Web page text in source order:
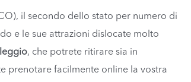
il secondo dello stato per numero di
e le sue attrazioni dislocate molto
, che potrete ritirare sia in
prenotare facilmente online la vostra